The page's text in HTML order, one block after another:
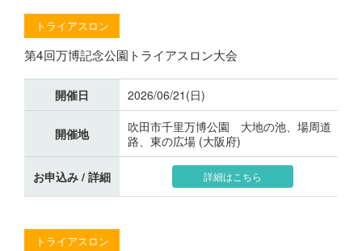
トライアスロン
第4回万博記念公園トライアスロン大会
開催日 2026/06/21(日)
開催地
吹田市千里万博公園 大地の池、場周道
路、東の広場 (大阪府)
お申込み / 詳細 詳細はこちら
トライアスロン